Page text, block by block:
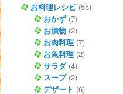
お料理レシピ(55)
おかず (7)
お漬物 (2)
お肉料理 (7)
お魚料理 (2)
サラダ(4)
スープ(2)
デザート (6)